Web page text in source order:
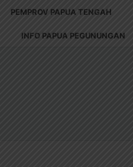
PEMPROV PAPUA TENGAH
INFO PAPUA PEGUNUNGAN